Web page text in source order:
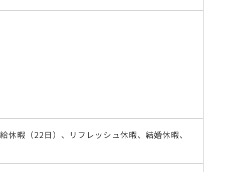
暇（22日）、リフレッシュ休暇、結婚休暇、